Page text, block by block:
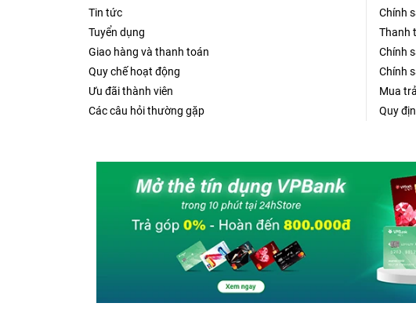
Tin tức
Tuyển dụng
Giao hàng và thanh toán
Quy chế hoạt động
Ưu đãi thành viên
Các câu hỏi thường gặp
Chính
Thanh
Chính
Chính
Mua
Quy